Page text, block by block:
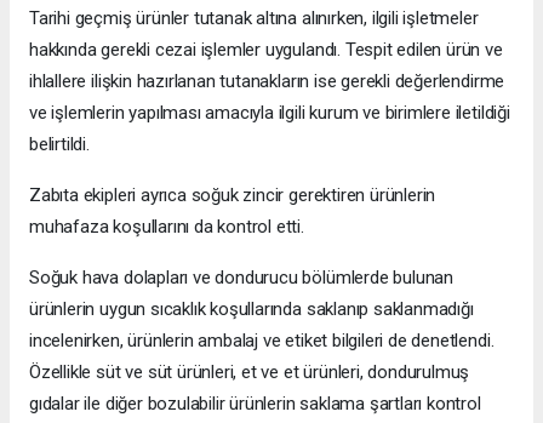
Tarihi geçmiş ürünler tutanak altına alınırken, ilgili işletmeler
hakkında gerekli cezai işlemler uygulandı. Tespit edilen ürün ve
ihlallere ilişkin hazırlanan tutanakların ise gerekli değerlendirme
ve işlemlerin yapılması amacıyla ilgili kurum ve birimlere iletildiği
belirtildi.
Zabıta ekipleri ayrıca soğuk zincir gerektiren ürünlerin
muhafaza koşullarını da kontrol etti.
Soğuk hava dolapları ve dondurucu bölümlerde bulunan
ürünlerin uygun sıcaklık koşullarında saklanıp saklanmadığı
incelenirken, ürünlerin ambalaj ve etiket bilgileri de denetlendi.
Özellikle süt ve süt ürünleri, et ve et ürünleri, dondurulmuş
gıdalar ile diğer bozulabilir ürünlerin saklama şartları kontrol